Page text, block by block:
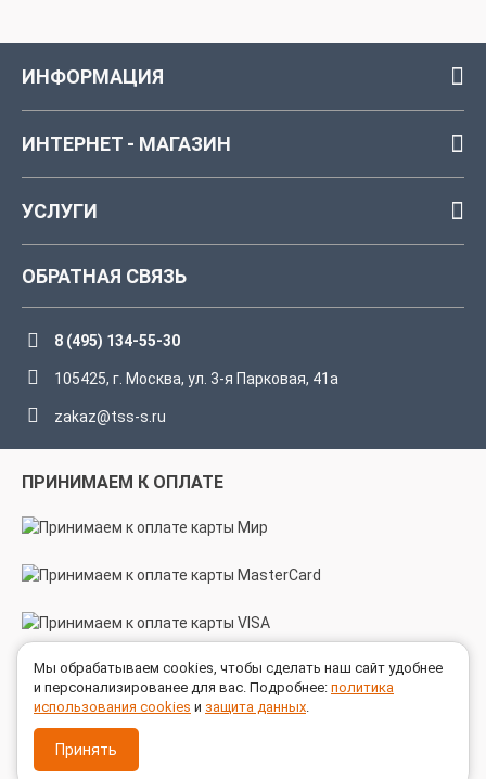
ИНФОРМАЦИЯ
ИНТЕРНЕТ - МАГАЗИН
УСЛУГИ
ОБРАТНАЯ СВЯЗЬ
8 (495) 134-55-30
105425, г. Москва, ул. 3-я Парковая, 41а
zakaz@tss-s.ru
ПРИНИМАЕМ К ОПЛАТЕ
МЫ В СОЦСЕТЯХ
Мы обрабатываем cookies, чтобы сделать наш сайт удобнее
и персонализированее для вас. Подробнее: политика
использования cookies и защита данных.
Принять